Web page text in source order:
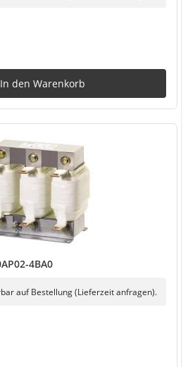
In den Warenkorb
4BA0
auf Bestellung (Lieferzeit anfragen).